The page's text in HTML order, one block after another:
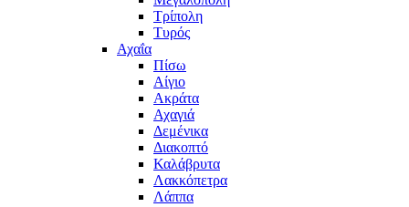
Τρίπολη
Τυρός
Αχαΐα
Πίσω
Αίγιο
Ακράτα
Αχαγιά
Δεμένικα
Διακοπτό
Καλάβρυτα
Λακκόπετρα
Λάππα